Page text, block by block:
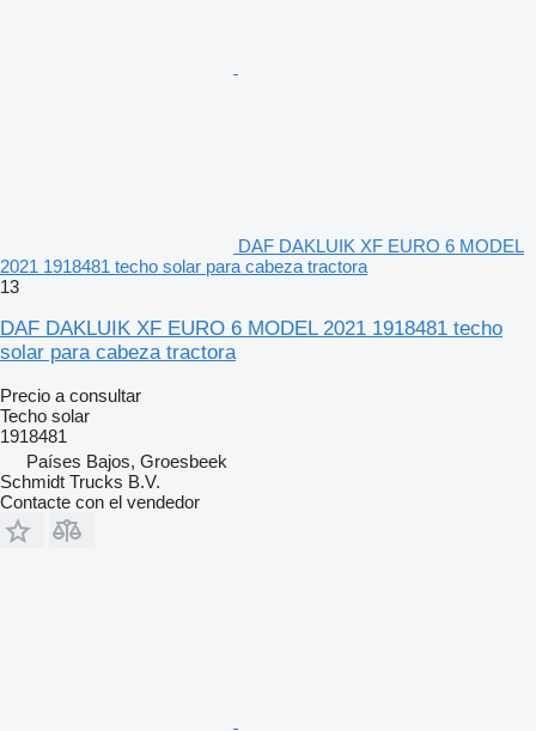
DAF DAKLUIK XF EURO 6 MODEL
2021 1918481 techo solar para cabeza tractora
13
DAF DAKLUIK XF EURO 6 MODEL 2021 1918481 techo
solar para cabeza tractora
Precio a consultar
Techo solar
1918481
Países Bajos, Groesbeek
Schmidt Trucks B.V.
Contacte con el vendedor